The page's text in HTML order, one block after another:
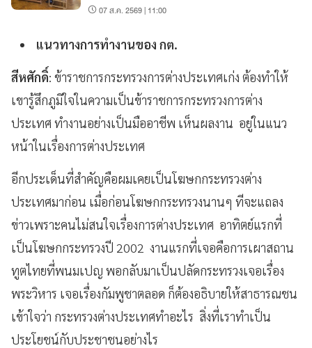
07 ส.ค. 2569 | 11:00
แนวทางการทำงานของ กต.
สีหศักดิ์: ข้าราชการกระทรวงการต่างประเทศเก่ง ต้องทำให้
เขารู้สึกภูมิใจในความเป็นข้าราชการกระทรวงการต่าง
ประเทศ ทำงานอย่างเป็นมืออาชีพ เห็นผลงาน อยู่ในแนว
หน้าในเรื่องการต่างประเทศ
อีกประเด็นที่สำคัญคือผมเคยเป็นโฆษกกระทรวงต่าง
ประเทศมาก่อน เมื่อก่อนโฆษกกระทรวงนานๆ ทีจะแถลง
ข่าวเพราะคนไม่สนใจเรื่องการต่างประเทศ อาทิตย์แรกที่
เป็นโฆษกกระทรวงปี 2002 งานแรกที่เจอคือการเผาสถาน
ทูตไทยที่พนมเปญ พอกลับมาเป็นปลัดกระทรวงเจอเรื่อง
พระวิหาร เจอเรื่องกัมพูชาตลอด ก็ต้องอธิบายให้สาธารณชน
เข้าใจว่า กระทรวงต่างประเทศทำอะไร สิ่งที่เราทำเป็น
ประโยชน์กับประชาชนอย่างไร